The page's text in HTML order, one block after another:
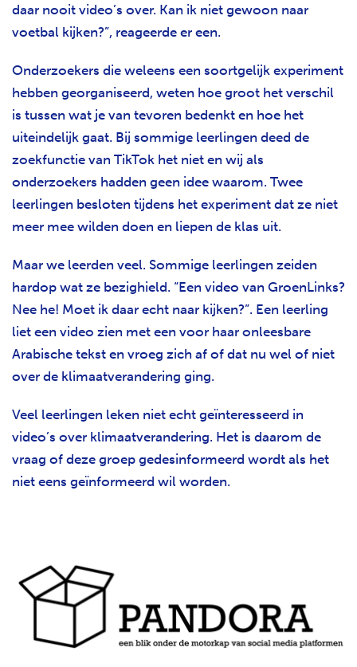
daar nooit video’s over. Kan ik niet gewoon naar
voetbal kijken?”, reageerde er een.
Onderzoekers die weleens een soortgelijk experiment
hebben georganiseerd, weten hoe groot het verschil
is tussen wat je van tevoren bedenkt en hoe het
uiteindelijk gaat. Bij sommige leerlingen deed de
zoekfunctie van TikTok het niet en wij als
onderzoekers hadden geen idee waarom. Twee
leerlingen besloten tijdens het experiment dat ze niet
meer mee wilden doen en liepen de klas uit.
Maar we leerden veel. Sommige leerlingen zeiden
hardop wat ze bezighield. “Een video van GroenLinks?
Nee he! Moet ik daar echt naar kijken?”. Een leerling
liet een video zien met een voor haar onleesbare
Arabische tekst en vroeg zich af of dat nu wel of niet
over de klimaatverandering ging.
Veel leerlingen leken niet echt geïnteresseerd in
video’s over klimaatverandering. Het is daarom de
vraag of deze groep gedesinformeerd wordt als het
niet eens geïnformeerd wil worden.